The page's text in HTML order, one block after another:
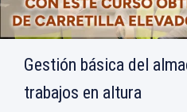
Gestión básica del
trabajos en altura